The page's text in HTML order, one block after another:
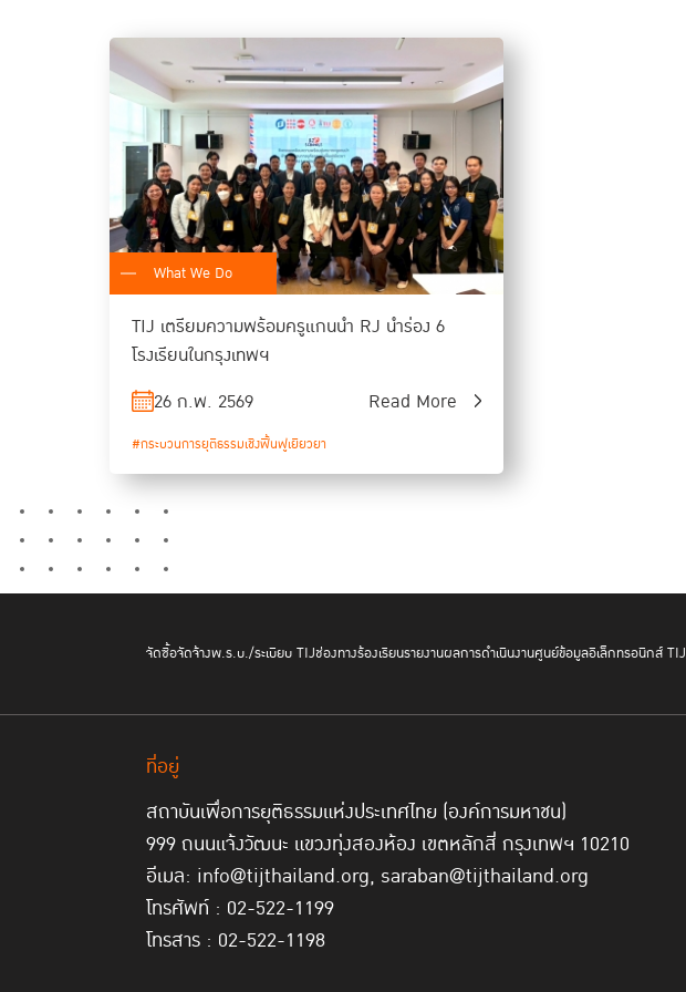
What We Do
TIJ เตรียมความพร้อมครูแกนนำ RJ นำร่อง 6
โรงเรียนในกรุงเทพฯ
26 ก.พ. 2569
Read More
#กระบวนการยุติธรรมเชิงฟื้นฟูเยียวยา
จัดซื้อจัดจ้างพ.ร.บ./ระเบียบ TIJช่องทางร้องเรียนรายงานผลการดำเนินงานศูนย์ข้อมูลอิเล็กทรอนิกส์ TIJ
ที่อยู่
สถาบันเพื่อการยุติธรรมแห่งประเทศไทย (องค์การมหาชน)
999 ถนนแจ้งวัฒนะ แขวงทุ่งสองห้อง เขตหลักสี่ กรุงเทพฯ 10210
อีเมล: info@tijthailand.org, saraban@tijthailand.org
โทรศัพท์ : 02-522-1199
โทรสาร : 02-522-1198